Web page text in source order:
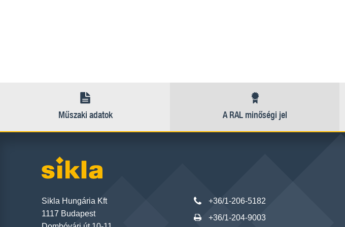
Műszaki adatok A RAL minőségi jel
Sikla Hungária Kft
1117 Budapest
+36/1-206-5182
+36/1-204-9003